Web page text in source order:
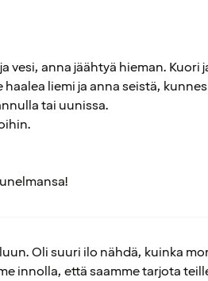
vesi, anna jäähtyä hieman. Kuori
liemi ja anna seistä,
tai uunissa.
Oli suuri ilo nähdä, kuinka
innolla, että saamme tarjota